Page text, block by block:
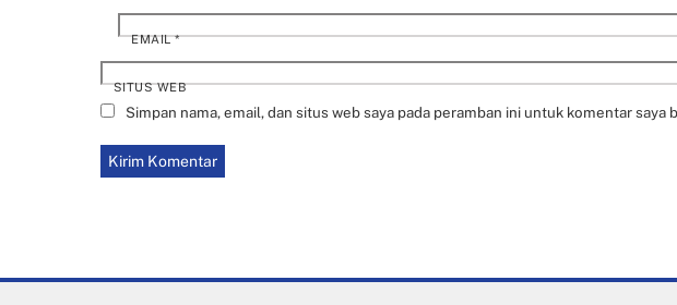
EMAIL*
SITUS WEB
Simpan nama, email, dan situs web saya pada peramban ini untuk komentar saya